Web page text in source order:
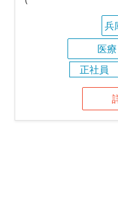
兵
医
正社員